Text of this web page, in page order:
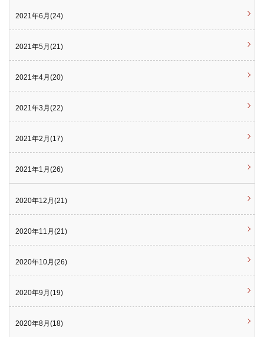
2021年6月(24)
2021年5月(21)
2021年4月(20)
2021年3月(22)
2021年2月(17)
2021年1月(26)
2020年12月(21)
2020年11月(21)
2020年10月(26)
2020年9月(19)
2020年8月(18)